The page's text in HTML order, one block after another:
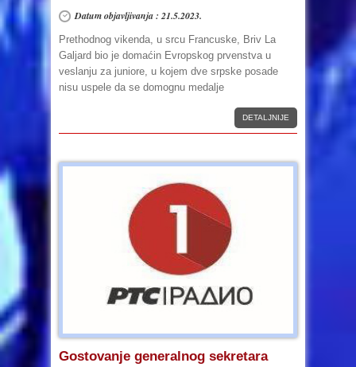
Datum objavljivanja : 21.5.2023.
Prethodnog vikenda, u srcu Francuske, Briv La
Galjard bio je domaćin Evropskog prvenstva u
veslanju za juniore, u kojem dve srpske posade
nisu uspele da se domognu medalje
DETALJNIJE
Gostovanje generalnog sekretara